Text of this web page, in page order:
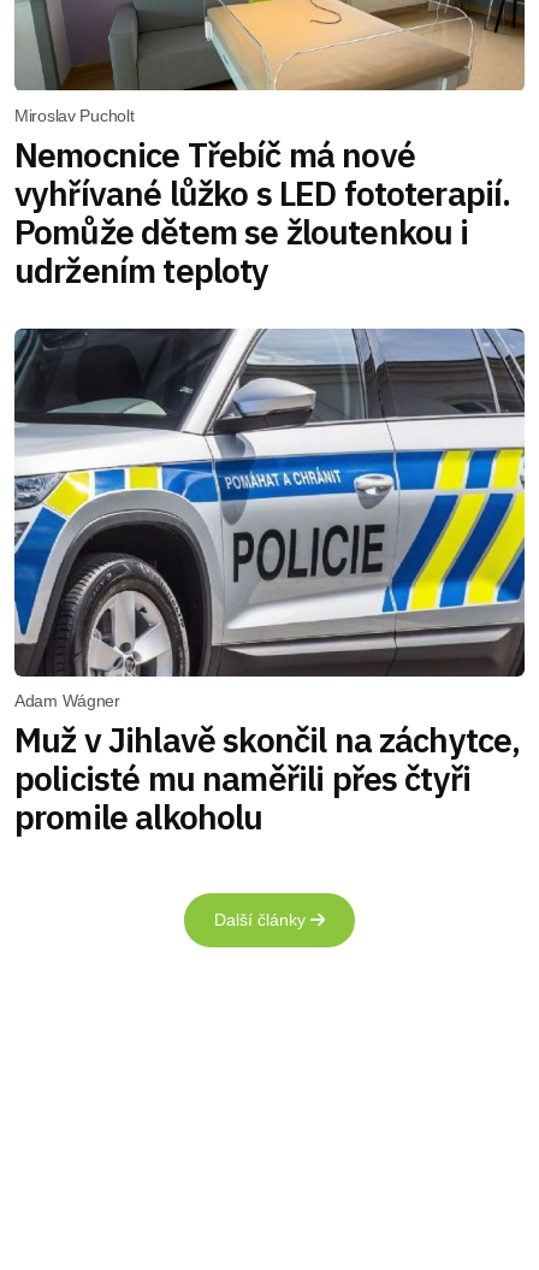
Miroslav Pucholt
Nemocnice Třebíč má nové
vyhřívané lůžko s LED fototerapií.
Pomůže dětem se žloutenkou i
udržením teploty
Adam Wágner
Muž v Jihlavě skončil na záchytce,
policisté mu naměřili přes čtyři
promile alkoholu
Další články